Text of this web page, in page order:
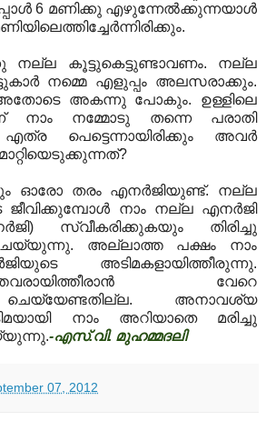
6 മണിക്കു എഴുന്നേല്‍ക്കുന്നയാള്‍
നല്ല കൂട്ടുകെട്ടുണ്ടാവണം. നല്ല
നമ്മെ എളുപ്പം അലസരാക്കും.
അകന്നു പോകും. ഉള്ളിലെ
നാം നമ്മോടു തന്നെ പരാതി
പെട്ടെന്നായിരിക്കും അവര്‍
ഓരോ തരം എനര്‍ജിയുണ്ട്‌. നല്ല
ജീവിക്കുമ്പോള്‍ നാം നല്ല എനര്‍ജി
സ്വീകരിക്കുകയും തിരിച്ചു
അല്ലാത്ത പക്ഷം നാം
അടിമകളായിത്തീരുന്നു.
വേറെ
അനാവശ്യ
നാം അറിയാതെ മരിച്ചു
-എസ്‌.വി. മുഹമ്മദലി
07, 2012